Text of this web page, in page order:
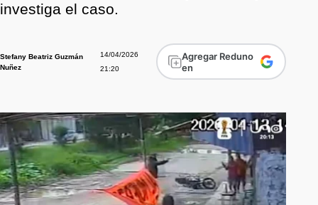
investiga el caso.
Stefany Beatriz Guzmán
Nuñez
14/04/2026
21:20
Agregar Reduno
en